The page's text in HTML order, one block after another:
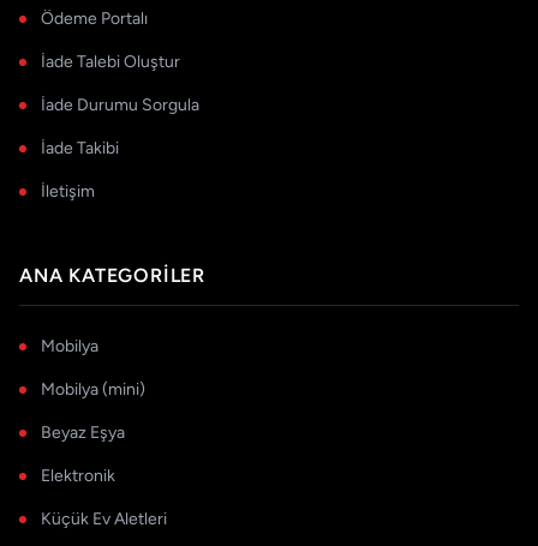
Ödeme Portalı
İade Talebi Oluştur
İade Durumu Sorgula
İade Takibi
İletişim
ANA KATEGORILER
Mobilya
Mobilya (mini)
Beyaz Eşya
Elektronik
Küçük Ev Aletleri